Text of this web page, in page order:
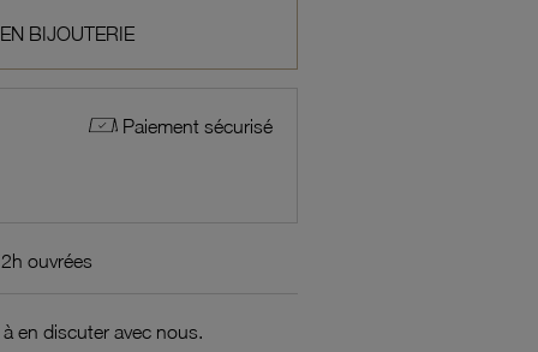
BIJOUTERIE
Paiement sécurisé
ouvrées
en discuter avec nous.